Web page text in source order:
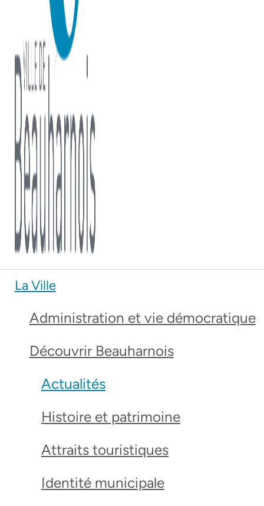
La Ville
Administration et vie démocratique
Découvrir Beauharnois
Actualités
Histoire et patrimoine
Attraits touristiques
Identité municipale